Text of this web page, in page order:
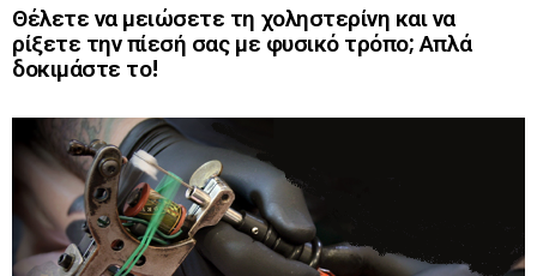
Θέλετε να μειώσετε τη χοληστερίνη και να
ρίξετε την πίεσή σας με φυσικό τρόπο; Απλά
δοκιμάστε το!